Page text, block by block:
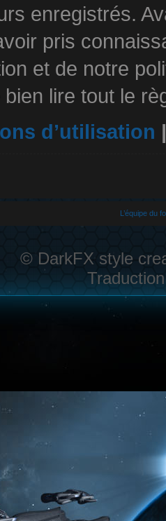
enregistrés.
pris
et de notre
lire tout le
d’utilisation
L’équipe du
© DarkFX style